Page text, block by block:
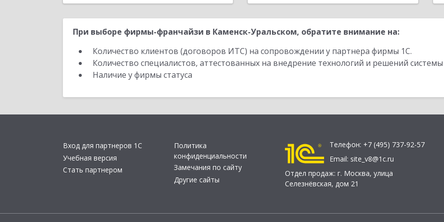
При выборе фирмы-франчайзи в Каменск-Уральском, обратите внимание на:
Количество клиентов (договоров ИТС) на сопровождении у партнера фирмы 1С.
Количество специалистов, аттестованных на внедрение технологий и решений
Наличие у фирмы статуса
Вход для партнеров 1С
Учебная версия
Стать партнером
Политика
конфиденциальности
Замечания по сайту
Другие сайты
Телефон: +7 (495) 737-92-57
Email: site_v8@1c.ru
Отдел продаж: г. Москва, улица
Селезнёвская, дом 21